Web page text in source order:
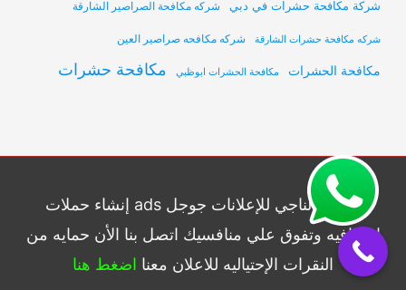
شركة مكافحة حشرات في دبي شركه مكافحة الصراصير الشارقة
شركه مكافحة حشرات الشارقة شركه مكافحه صراصير العين
مكافحة الحشرات مكافحة الحشرات ابوظبي مكافحة حشرات
شركة الناجي للإعلانات جوجل ads إنشاء حملات
إحترافيه وتفوق علي منافسيك اتصل بنا الأن حمايه من
النقرات الإحتياليه للاعلان معنا اضغط هنا